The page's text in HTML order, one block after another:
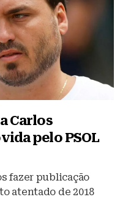
Carlos
pelo PSOL
fazer publicação
atentado de 2018